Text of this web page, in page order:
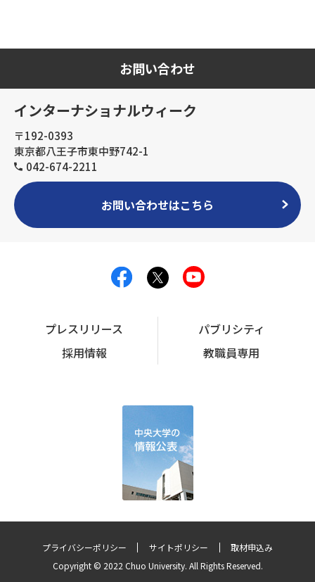
お問い合わせ
インターナショナルウィーク
〒192-0393
東京都八王子市東中野742-1
042-674-2211
お問い合わせはこちら
プレスリリース
パブリシティ
採用情報
教職員専用
プライバシーポリシー サイトポリシー
取材申込み
Copyright © 2022 Chuo University. All Rights Reserved.